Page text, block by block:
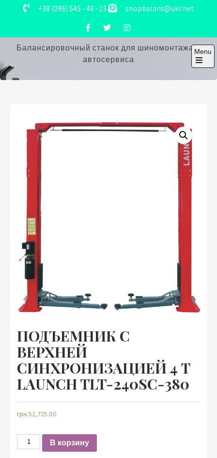
+38 (096) 545 - 46 - 13 shopbalans@ukr.net
Балансировочный станок для шиномонтажа и
автосервиса
Menu
Open
ПОДЪЕМНИК С
ВЕРХНЕЙ
СИНХРОНИЗАЦИЕЙ 4 Т
LAUNCH TLT-240SC-380
грн.52,725.00
КоличествоВ корзину